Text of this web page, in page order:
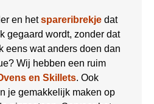
en hetspareribrekje dat
gegaard wordt, zonder dat
eens wat anders doen dan
Wij hebben een ruim
en Skillets. Ook
je gemakkelijk maken op